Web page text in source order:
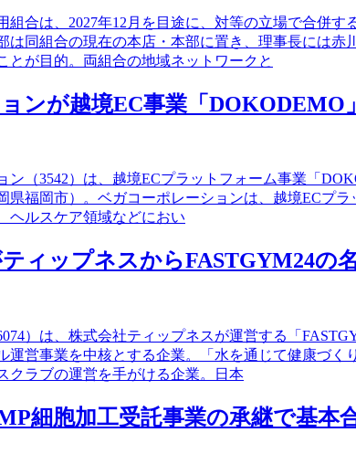
組合は、2027年12月を目途に、対等の立場で合併
は同組合の現在の本店・本部に置き、理事長には
とが目的。両組合の地域ネットワークと
ンが越境EC事業「
ン（3542）は、越境ECプラットフォーム事業「
県福岡市）。ベガコーポレーションは、越境ECプ
ヘルスケア領域などにおい
ィップネスからFASTGYM24の
）は、株式会社ティップネスが運営する「
運営事業を中核とする企業。「水を通じて健康づ
クラブの運営を手がける企業。日本
細胞加工受託事業の承継で基本